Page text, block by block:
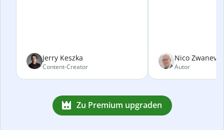
Jerry Keszka
Content-Creator
Nico
Autor
Zu Premium upgraden